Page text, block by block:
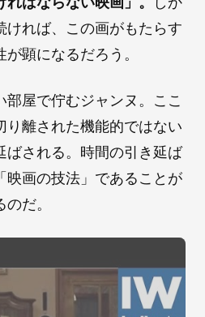
ければ、この画がもたらす
顕になるだろう。
屋で佇むジャンヌ。ここ
り離された機能的ではない
ばされる。時間の引き延ば
映画の技法」であることが
だ。